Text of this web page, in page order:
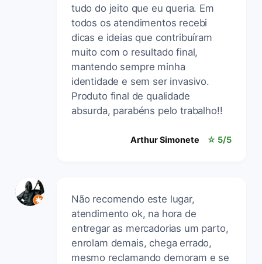
tudo do jeito que eu queria. Em
todos os atendimentos recebi
dicas e ideias que contribuíram
muito com o resultado final,
mantendo sempre minha
identidade e sem ser invasivo.
Produto final de qualidade
absurda, parabéns pelo trabalho!!
Arthur Simonete ☆ 5/5
Não recomendo este lugar,
atendimento ok, na hora de
entregar as mercadorias um parto,
enrolam demais, chega errado,
mesmo reclamando demoram e se